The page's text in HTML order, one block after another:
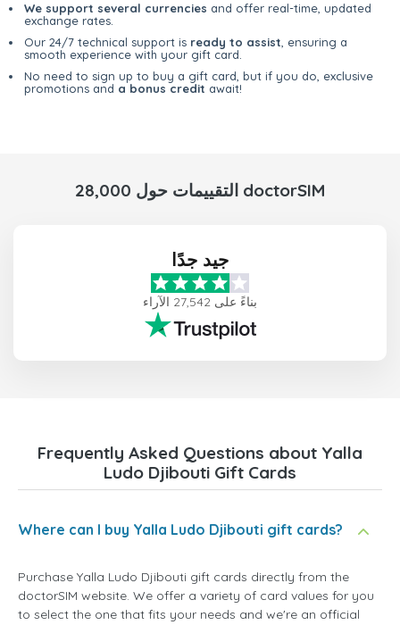
We support several currencies and offer real-time, updated
exchange rates.
Our 24/7 technical support is ready to assist , ensuring a
smooth experience with your gift card.
No need to sign up to buy a gift card, but if you do, exclusive
promotions and a bonus credit await!
28,000 التقييمات حول doctorSIM
جيد جدًا
بناءً على 27,542 الآراء
Frequently Asked Questions about Yalla
Ludo Djibouti Gift Cards
Where can I buy Yalla Ludo Djibouti gift cards?
Purchase Yalla Ludo Djibouti gift cards directly from the
doctorSIM website. We offer a variety of card values for you
to select the one that fits your needs and we're an official